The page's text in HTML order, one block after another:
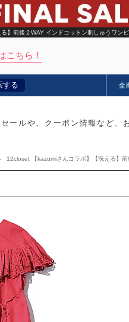
】前後２WAY インドコットン刺しゅうワンピ
こちら！
する 全
セールや、クーポン情報など、
12closet 【kazumiさんコラボ】【洗える】